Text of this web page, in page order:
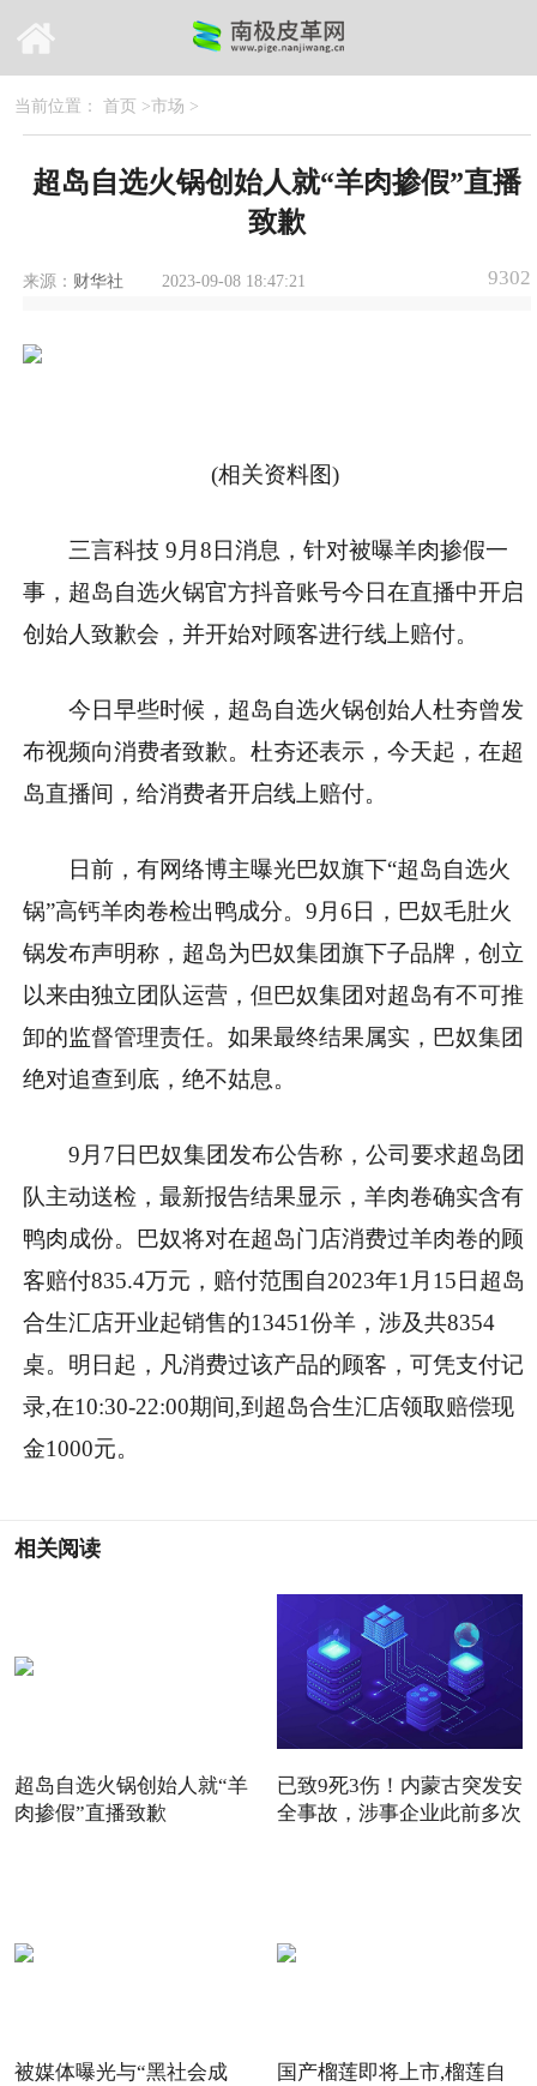
当前位置： 首页 >市场 >
超岛自选火锅创始人就“羊肉掺假”直播
致歉
来源： 财华社 2023-09-08 18:47:21 9302
(相关资料图)
三言科技 9月8日消息，针对被曝羊肉掺假一
事，超岛自选火锅官方抖音账号今日在直播中开启
创始人致歉会，并开始对顾客进行线上赔付。
今日早些时候，超岛自选火锅创始人杜夯曾发
布视频向消费者致歉。杜夯还表示，今天起，在超
岛直播间，给消费者开启线上赔付。
日前，有网络博主曝光巴奴旗下“超岛自选火
锅”高钙羊肉卷检出鸭成分。9月6日，巴奴毛肚火
锅发布声明称，超岛为巴奴集团旗下子品牌，创立
以来由独立团队运营，但巴奴集团对超岛有不可推
卸的监督管理责任。如果最终结果属实，巴奴集团
绝对追查到底，绝不姑息。
9月7日巴奴集团发布公告称，公司要求超岛团
队主动送检，最新报告结果显示，羊肉卷确实含有
鸭肉成份。巴奴将对在超岛门店消费过羊肉卷的顾
客赔付835.4万元，赔付范围自2023年1月15日超岛
合生汇店开业起销售的13451份羊，涉及共8354
桌。明日起，凡消费过该产品的顾客，可凭支付记
录,在10:30-22:00期间,到超岛合生汇店领取赔偿现
金1000元。
相关阅读
超岛自选火锅创始人就“羊
肉掺假”直播致歉
已致9死3伤！内蒙古突发安
全事故，涉事企业此前多次
被媒体曝光与“黑社会成
国产榴莲即将上市,榴莲自